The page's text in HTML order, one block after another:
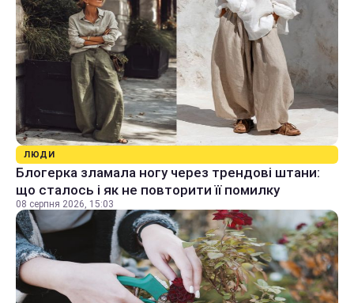
ЛЮДИ
Блогерка зламала ногу через трендові штани:
що сталось і як не повторити її помилку
08 серпня 2026, 15:03